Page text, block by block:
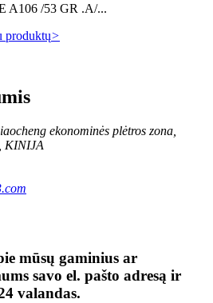
A106 /53 GR .A/...
produktų>
ekonominės plėtros zona,
KINIJA
mūsų gaminius ar
savo el. pašto adresą ir
valandas.